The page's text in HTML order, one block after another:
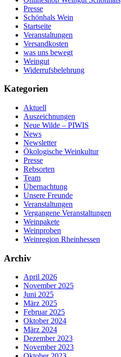
Presse
Schönhals Wein
Startseite
Veranstaltungen
Versandkosten
was uns bewegt
Weingut
Widerrufsbelehrung
Kategorien
Aktuell
Auszeichnungen
Neue Wilde – PIWIS
News
Newsletter
Ökologische Weinkultur
Presse
Rebsorten
Team
Übernachtung
Unsere Freunde
Veranstaltungen
Vergangene Veranstaltungen
Weinpakete
Weinproben
Weinregion Rheinhessen
Archiv
April 2026
November 2025
Juni 2025
März 2025
Februar 2025
Oktober 2024
März 2024
Dezember 2023
November 2023